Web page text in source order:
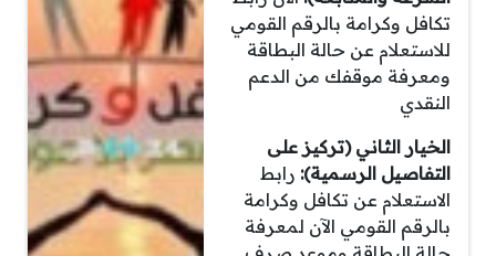
تكافل وكرامة بالرقم القومي
للاستعلام عن حالة البطاقة
ومعرفة موقفك من الدعم
النقدي
الخيار الثاني (تركيز على
التفاصيل الرسمية): رابط
الاستعلام عن تكافل وكرامة
بالرقم القومي الآن لمعرفة